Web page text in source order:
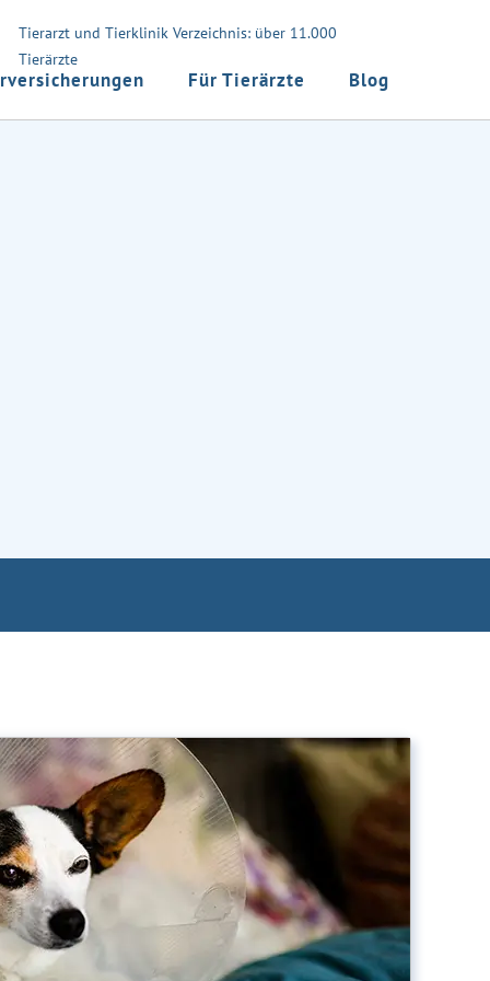
Tierarzt und Tierklinik Verzeichnis: über 11.000
Tierärzte
Für Tierärzte Blog